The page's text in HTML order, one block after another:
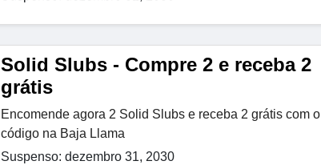
Solid Slubs - Compre 2 e receba 2
grátis
Encomende agora 2 Solid Slubs e receba 2 grátis com o
código na Baja Llama
Suspenso: dezembro 31, 2030